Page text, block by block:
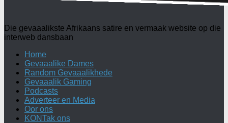
Die gevaaalikste Afrikaans satire en vermaak website op die
interweb dansbaan
Home
Gevaaalike Dames
Random Gevaaalikhede
Gevaaalik Gaming
Podcasts
Adverteer en Media
Oor ons
KONTak ons